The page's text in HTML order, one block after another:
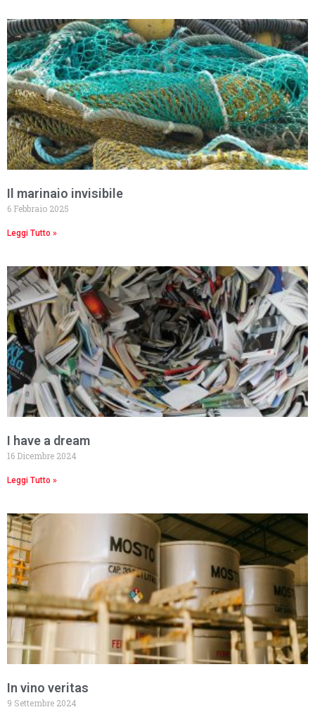
Il marinaio invisibile
6 Febbraio 2025
Leggi Tutto »
I have a dream
16 Dicembre 2024
Leggi Tutto »
In vino veritas
9 Settembre 2024